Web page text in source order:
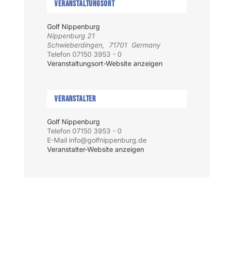
Veranstaltungsort
Golf Nippenburg
Nippenburg 21
Schwieberdingen, 71701
Germany
Telefon 07150 3953 - 0
Veranstaltungsort-Website anzeigen
Veranstalter
Golf Nippenburg
Telefon 07150 3953 - 0
E-Mail info@golfnippenburg.de
Veranstalter-Website anzeigen